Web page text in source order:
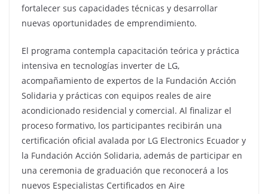
fortalecer sus capacidades técnicas y desarrollar
nuevas oportunidades de emprendimiento.
El programa contempla capacitación teórica y práctica
intensiva en tecnologías inverter de LG,
acompañamiento de expertos de la Fundación Acción
Solidaria y prácticas con equipos reales de aire
acondicionado residencial y comercial. Al finalizar el
proceso formativo, los participantes recibirán una
certificación oficial avalada por LG Electronics Ecuador y
la Fundación Acción Solidaria, además de participar en
una ceremonia de graduación que reconocerá a los
nuevos Especialistas Certificados en Aire